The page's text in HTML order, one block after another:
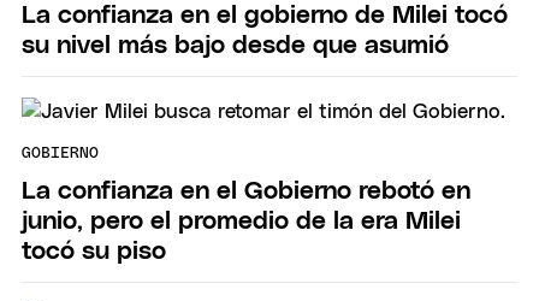
La confianza en el gobierno de Milei tocó
su nivel más bajo desde que asumió
GOBIERNO
La confianza en el Gobierno rebotó en
junio, pero el promedio de la era Milei
tocó su piso